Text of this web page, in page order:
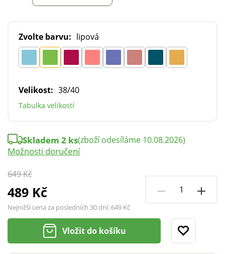
Zvolte barvu: lipová
Velikost: 38/40
Tabulka velikostí
649 Kč
489 Kč
Nejnižší cena za posledních 30 dní: 649 Kč
Skladem 2 ks(zboží odesíláme 10.08.2026)
Možnosti doručení
Vložit do košíku